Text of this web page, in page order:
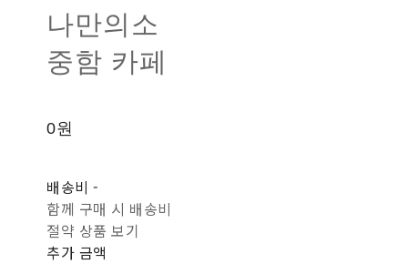
나만의소
중함 카페
0원
배송비-
함께 구매 시 배송비
절약 상품 보기
추가 금액